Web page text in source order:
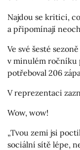
Najdou se kritici,
a připomínají
Ve své šesté
v minulém ročníku
potřeboval 206
V reprezentaci
Wow, wow!
„Tvou zemi jsi
sociální sítě lépe,